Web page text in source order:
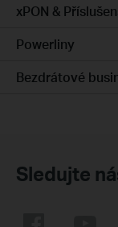
xPON &
Powerliny
Bezdrátové
Sledujte